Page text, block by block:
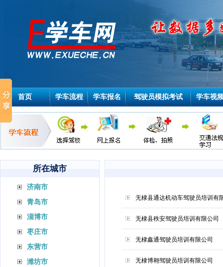
首页 学车流程 学车报名 驾驶员模拟考试 学车视
所在城市
济南市
青岛市
淄博市
枣庄市
东营市
潍坊市
无棣县通达机动车驾驶员培训有
无棣县秩安驾驶员培训有限公司
无棣鑫通驾驶员培训有限公司
无棣博翱驾驶员培训有限公司